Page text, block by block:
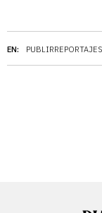
EN: PUBLIRREPORTAJES